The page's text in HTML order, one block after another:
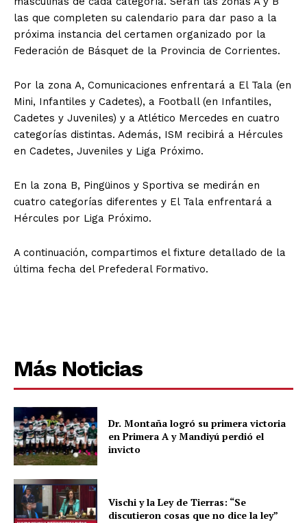
las que completen su calendario para dar paso a la
próxima instancia del certamen organizado por la
Federación de Básquet de la Provincia de Corrientes.
Por la zona A, Comunicaciones enfrentará a El Tala (en
Mini, Infantiles y Cadetes), a Football (en Infantiles,
Cadetes y Juveniles) y a Atlético Mercedes en cuatro
categorías distintas. Además, ISM recibirá a Hércules
en Cadetes, Juveniles y Liga Próximo.
En la zona B, Pingüinos y Sportiva se medirán en
cuatro categorías diferentes y El Tala enfrentará a
Hércules por Liga Próximo.
A continuación, compartimos el fixture detallado de la
última fecha del Prefederal Formativo.
Más Noticias
Dr. Montaña logró su primera victoria
en Primera A y Mandiyú perdió el
invicto
Vischi y la Ley de Tierras: “Se
discutieron cosas que no dice la ley”